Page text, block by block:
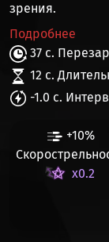
зрения.
Подробнее
37 с.
12 с.
-1.0 с.
+10%
x0.2